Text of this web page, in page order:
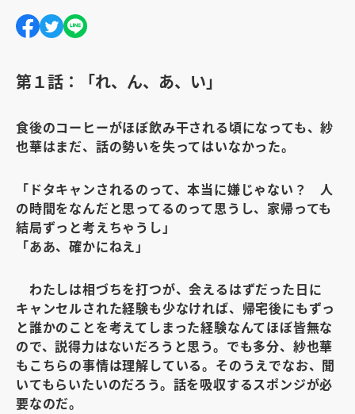
第１話：「れ、ん、あ、い」
食後のコーヒーがほぼ飲み干される頃になっても、紗
也華はまだ、話の勢いを失ってはいなかった。
「ドタキャンされるのって、本当に嫌じゃない？ 人
の時間をなんだと思ってるのって思うし、家帰っても
結局ずっと考えちゃうし」
「ああ、確かにねえ」
わたしは相づちを打つが、会えるはずだった日に
キャンセルされた経験も少なければ、帰宅後にもずっ
と誰かのことを考えてしまった経験なんてほぼ皆無な
ので、説得力はないだろうと思う。でも多分、紗也華
もこちらの事情は理解している。そのうえでなお、聞
いてもらいたいのだろう。話を吸収するスポンジが必
要なのだ。